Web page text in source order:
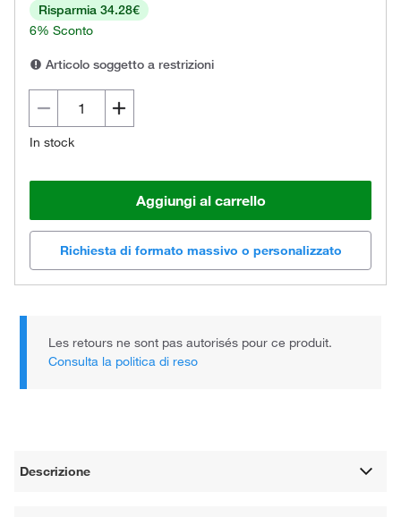
Risparmia 34.28€
6% Sconto
Articolo soggetto a restrizioni
In stock
Aggiungi al carrello
Richiesta di formato massivo o personalizzato
Les retours ne sont pas autorisés pour ce produit.
Consulta la politica di reso
Descrizione